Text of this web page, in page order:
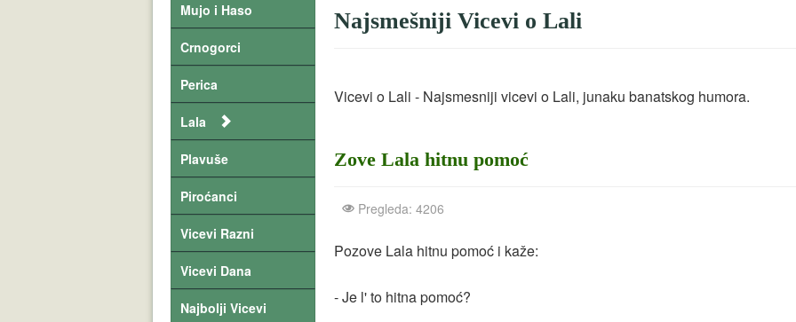
Mujo i Haso
Crnogorci
Perica
Lala
Plavuše
Piroćanci
Vicevi Razni
Vicevi Dana
Najbolji Vicevi
Najsmešniji Vicevi o Lali
Vicevi o Lali - Najsmesniji vicevi o Lali, junaku banatskog humora.
Zove Lala hitnu pomoć
Pregleda: 4206
Pozove Lala hitnu pomoć i kaže:
- Je l' to hitna pomoć?